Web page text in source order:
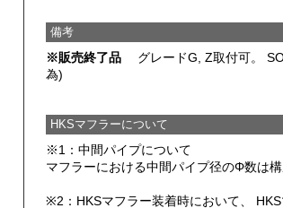
備考
※販売終了品 グレードG, Z取付可。
為)
HKSマフラーについて
※1：中間パイプについて
マフラーにおける中間パイプ径のΦ数は
※2：HKSマフラー装着時において、